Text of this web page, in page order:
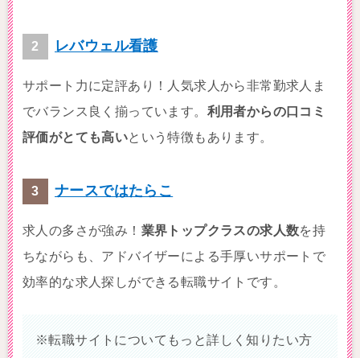
レバウェル看護
サポート力に定評あり！人気求人から非常勤求人ま
でバランス良く揃っています。 利用者からの口コミ
評価がとても高いという特徴もあります。
ナースではたらこ
求人の多さが強み！ 業界トップクラスの求人数を持
ちながらも、アドバイザーによる手厚いサポートで
効率的な求人探しができる転職サイトです。
※転職サイトについてもっと詳しく知りたい方